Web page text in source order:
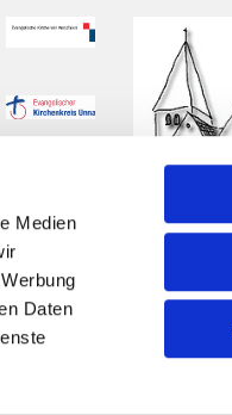
Medien
Daten